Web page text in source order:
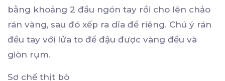
bằng khoảng 2 đầu ngón tay rồi cho lên chảo
rán vàng, sau đó xếp ra dĩa để riêng. Chú ý rán
đều tay với lửa to để đậu được vàng đều và
giòn rụm.
Sơ chế thịt bò